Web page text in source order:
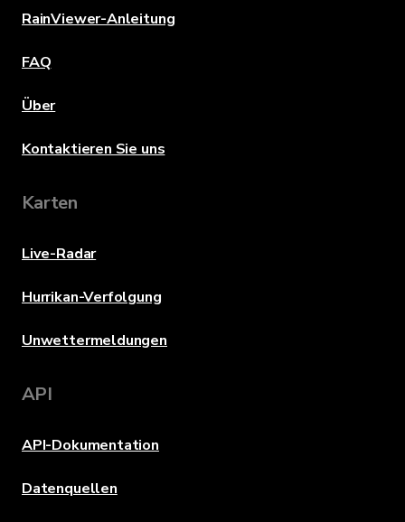
RainViewer-Anleitung
FAQ
Über
Kontaktieren Sie uns
Karten
Live-Radar
Hurrikan-Verfolgung
Unwettermeldungen
API
API-Dokumentation
Datenquellen